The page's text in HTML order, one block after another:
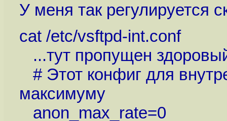
У меня так регулируется
cat /etc/vsftpd-int.conf
...тут пропущен
# Этот конфиг для
максимуму
anon_max_rate=0